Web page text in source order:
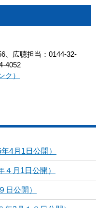
、広聴担当：0144-32-
4052
ク）
4月1日公開）
月1日公開）
日公開）